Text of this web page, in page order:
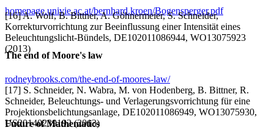
homepage.univie.ac.at/bernhard.kroen/Bogensperger.pdf
The end of Moore's law
rodneybrooks.com/the-end-of-moores-law/
Future of Mathematics
[16] A. Wolf, B. Bittner, A. Göhnermeier, S. Schneider,
Korrekturvorrichtung zur Beeinflussung einer Intensität eines
Beleuchtungslicht-Bündels, DE102011086944, WO13075923
(2013)
[17] S. Schneider, N. Wabra, M. von Hodenberg, B. Bittner, R.
Schneider, Beleuchtungs- und Verlagerungsvorrichtung für eine
Projektionsbelichtungsanlage, DE102011086949, WO13075930,
US20140239192 (2013)